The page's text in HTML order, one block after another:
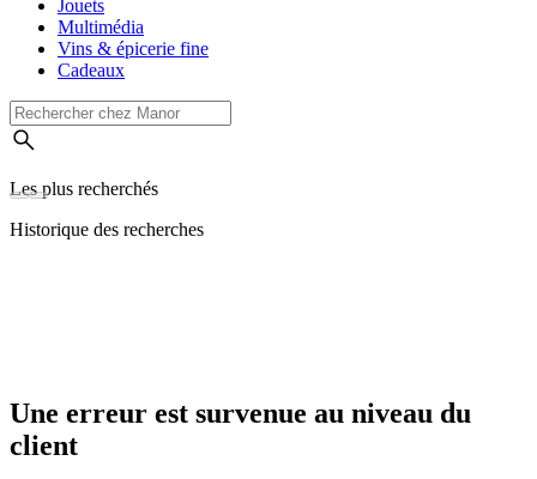
Jouets
Multimédia
Vins & épicerie fine
Cadeaux
Les plus recherchés
Historique des recherches
Une erreur est survenue au niveau du
client